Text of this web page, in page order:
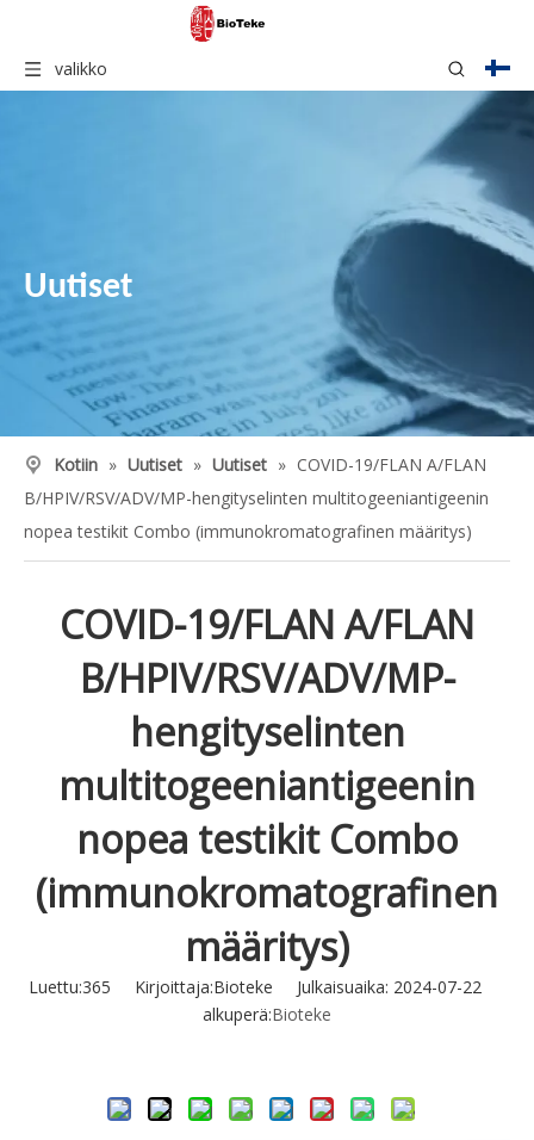
valikko
Uutiset
Kotiin » Uutiset » Uutiset » COVID-19/FLAN A/FLAN
B/HPIV/RSV/ADV/MP-hengityselinten multitogeeniantigeenin
nopea testikit Combo (immunokromatografinen määritys)
COVID-19/FLAN A/FLAN
B/HPIV/RSV/ADV/MP-
hengityselinten
multitogeeniantigeenin
nopea testikit Combo
(immunokromatografinen
määritys)
Luettu:365 Kirjoittaja:Bioteke Julkaisuaika: 2024-07-22
alkuperä:Bioteke